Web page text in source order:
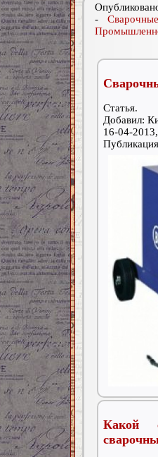
-
Статья.
Добавил:
16-04-
Какой